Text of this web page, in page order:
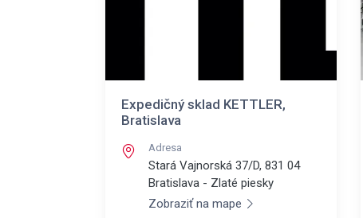
Expedičný sklad KETTLER,
Bratislava
Adresa
Stará Vajnorská 37/D, 831 04
Bratislava - Zlaté piesky
Zobraziť na mape